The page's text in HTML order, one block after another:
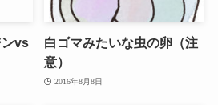
ンvs
白ゴマみたいな虫の卵（注
意）
2016年8月8日